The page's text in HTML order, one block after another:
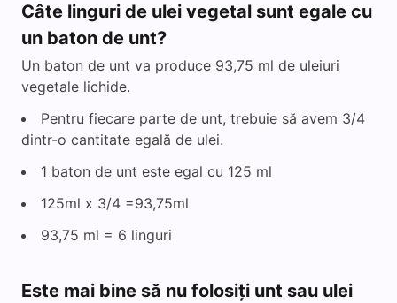
Câte linguri de ulei vegetal sunt egale cu
un baton de unt?
Un baton de unt va produce 93,75 ml de uleiuri
vegetale lichide.
Pentru fiecare parte de unt, trebuie să avem 3/4
dintr-o cantitate egală de ulei.
1 baton de unt este egal cu 125 ml
125ml x 3/4 =93,75ml
93,75 ml = 6 linguri
Este mai bine să nu folosiți unt sau ulei